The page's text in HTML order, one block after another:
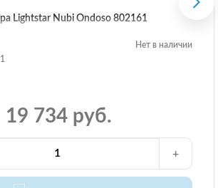
Lightstar Nubi Ondoso 802161
Нет в наличии
19 734 руб.
+